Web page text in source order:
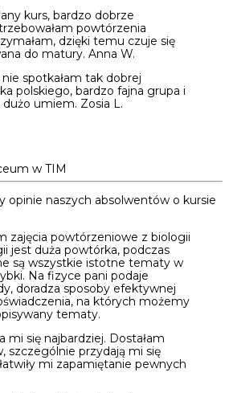
kurs, bardzo dobrze
powtórzenia
dzięki temu czuje się
do matury. Anna W.
spotkałam tak dobrej
polskiego, bardzo fajna grupa i
umiem. Zosia L.
w TIM
opinie naszych absolwentów o kursie
zajęcia powtórzeniowe z biologii
jest duża powtórka, podczas
są wszystkie istotne tematy w
Na fizyce pani podaje
doradza sposoby efektywnej
na których możemy
tematy.
mi się najbardziej. Dostałam
szczególnie przydają mi się
mi zapamiętanie pewnych